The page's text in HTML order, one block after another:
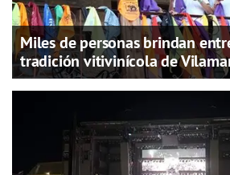
Miles de personas brindan
tradición vitivinícola de